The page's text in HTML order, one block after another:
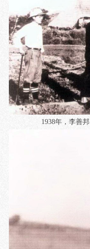
1938年，李善邦